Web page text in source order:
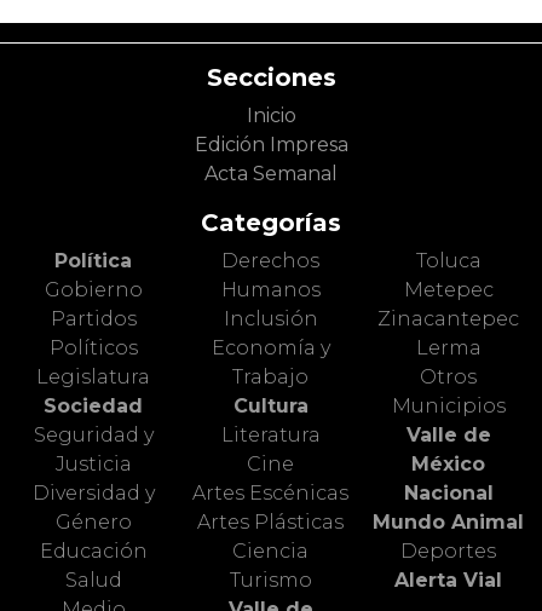
Secciones
Inicio
Edición Impresa
Acta Semanal
Categorías
Política
Gobierno
Partidos
Políticos
Legislatura
Sociedad
Seguridad y
Justicia
Diversidad y
Género
Educación
Salud
Derechos
Humanos
Inclusión
Economía y
Trabajo
Cultura
Literatura
Cine
Artes Escénicas
Artes Plásticas
Ciencia
Turismo
Toluca
Metepec
Zinacantepec
Lerma
Otros
Municipios
Valle de
México
Nacional
Mundo Animal
Deportes
Alerta Vial